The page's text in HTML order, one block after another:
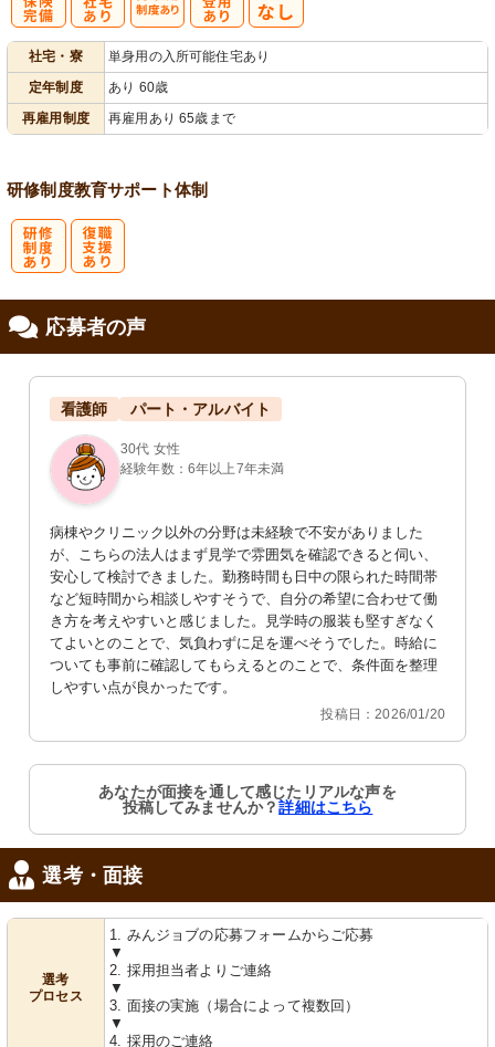
社宅・寮
単身用の入所可能住宅あり
定年制度
あり 60歳
再雇用制度
再雇用あり 65歳まで
研修制度教育サポート体制
応募者の声
看護師 パート・アルバイト
30代 女性
経験年数：6年以上7年未満
病棟やクリニック以外の分野は未経験で不安がありました
が、こちらの法人はまず見学で雰囲気を確認できると伺い、
安心して検討できました。勤務時間も日中の限られた時間帯
など短時間から相談しやすそうで、自分の希望に合わせて働
き方を考えやすいと感じました。見学時の服装も堅すぎなく
てよいとのことで、気負わずに足を運べそうでした。時給に
ついても事前に確認してもらえるとのことで、条件面を整理
しやすい点が良かったです。
投稿日：2026/01/20
あなたが面接を通して感じたリアルな声を
投稿してみませんか？詳細はこちら
選考・面接
選考
プロセス
1. みんジョブの応募フォームからご応募
▼
2. 採用担当者よりご連絡
▼
3. 面接の実施（場合によって複数回）
▼
4. 採用のご連絡